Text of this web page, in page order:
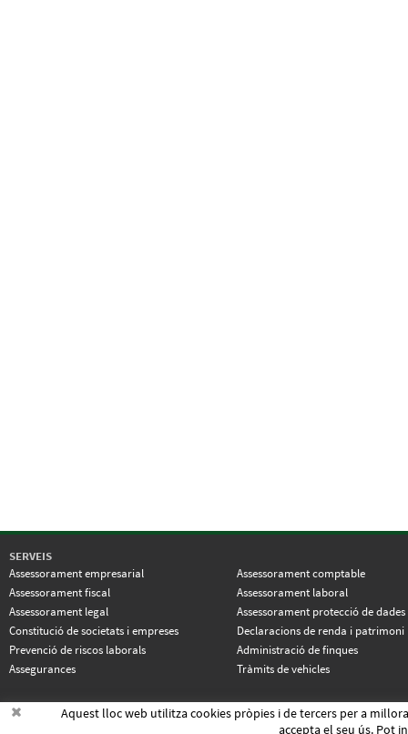
SERVEIS
Assessorament empresarial
Assessorament comptable
Assessorament fiscal
Assessorament laboral
Assessorament legal
Assessorament protecció de dades
Constitució de societats i empreses
Declaracions de renda i patrimoni
Prevenció de riscos laborals
Administració de finques
Assegurances
Tràmits de vehicles
Aquest lloc web utilitza cookies pròpies i de tercers per a
accepta el seu ús. Pot